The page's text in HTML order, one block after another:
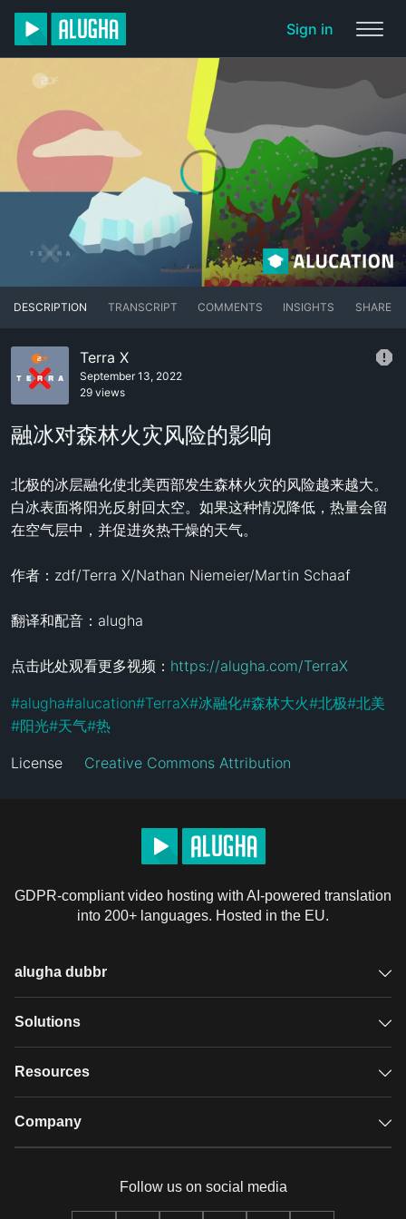
Sign in
DESCRIPTION TRANSCRIPT COMMENTS INSIGHTS SHARE
Terra X
September 13, 2022
29 views
融冰对森林火灾风险的影响
北极的冰层融化使北美西部发生森林火灾的风险越来越大。
白冰表面将阳光反射回太空。如果这种情况降低，热量会留
在空气层中，并促进炎热干燥的天气。
作者：zdf/Terra X/Nathan Niemeier/Martin Schaaf
翻译和配音：alugha
点击此处观看更多视频： https://alugha.com/TerraX
#alugha#alucation#TerraX#冰融化#森林大火#北极#北美
#阳光#天气#热
License Creative Commons Attribution
GDPR-compliant video hosting with AI-powered translation
into 200+ languages. Hosted in the EU.
alugha dubbr
Overview
Glossary
Solutions
GDPR video hosting
Resources
Case studies
Company
Our team
Follow us on social media